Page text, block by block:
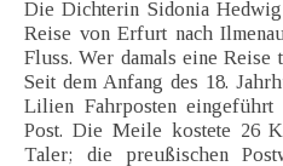
Die Dichterin Sidonia
Reise von Erfurt nach
Fluss. Wer damals eine Reise
Seit dem Anfang des 18.
Lilien Fahrposten
Post. Die Meile kostete 26
Taler; die preußischen